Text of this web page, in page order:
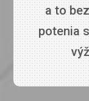
a to
potenia